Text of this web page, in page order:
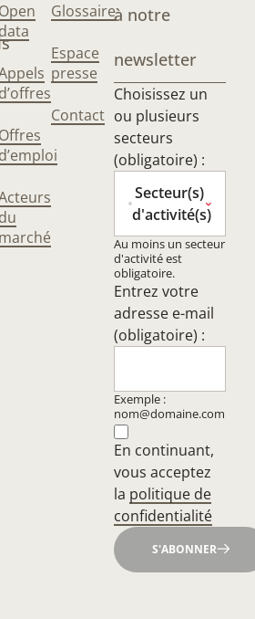
Open
data
d’offres
Offres
d’emploi
du
marché
Glossaire
Espace
presse
Contact
à notre
newsletter
Choisissez un
ou plusieurs
secteurs
(obligatoire) :
Secteur(s)
d'activité(s)
Au moins un secteur
d'activité est
obligatoire.
Entrez votre
adresse e-mail
(obligatoire) :
Exemple :
nom@domaine.com
En continuant,
vous acceptez
la politique de
confidentialité
S'ABONNER